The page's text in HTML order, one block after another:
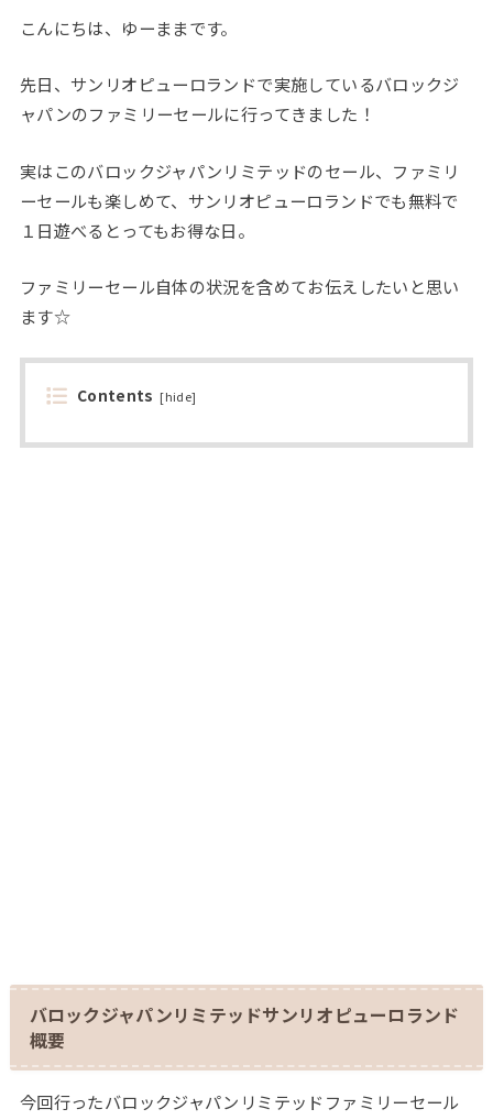
こんにちは、ゆーままです。
先日、サンリオピューロランドで実施しているバロックジ
ャパンのファミリーセールに行ってきました！
実はこのバロックジャパンリミテッドのセール、ファミリ
ーセールも楽しめて、サンリオピューロランドでも無料で
１日遊べるとってもお得な日。
ファミリーセール自体の状況を含めてお伝えしたいと思い
ます☆
Contents [hide]
バロックジャパンリミテッドサンリオピューロランド
概要
今回行ったバロックジャパンリミテッドファミリーセール